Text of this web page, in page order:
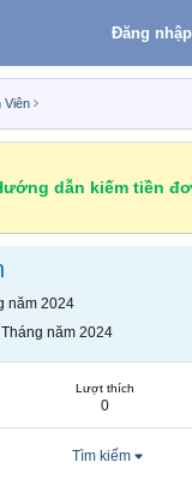
Đăng nhập
Viên
dẫn kiếm tiền
năm 2024
năm 2024
Lượt thích
0
Tìm kiếm